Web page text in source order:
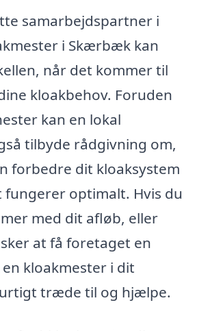
samarbejdspartner i
i Skærbæk kan
når det kommer til
kloakbehov. Foruden
kan en lokal
tilbyde rådgivning om,
forbedre dit kloaksystem
fungerer optimalt. Hvis du
med dit afløb, eller
at få foretaget en
kloakmester i dit
træde til og hjælpe.